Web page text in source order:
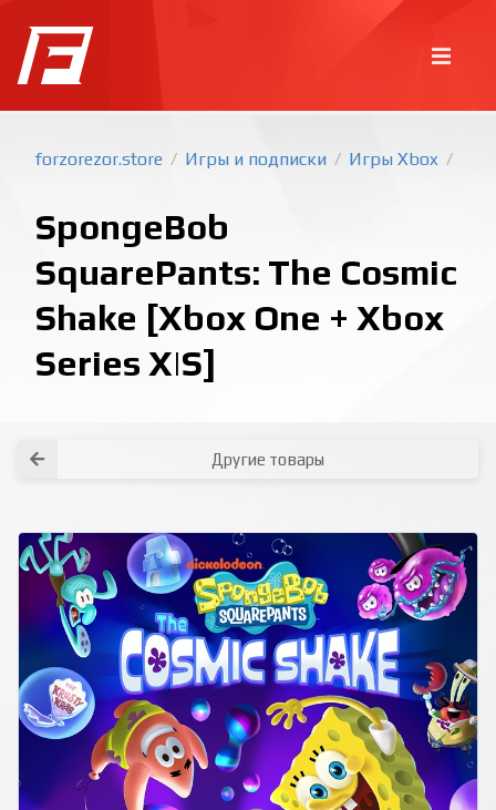
forzorezor.store / Игры и подписки / Игры Xbox /
SpongeBob
SquarePants: The Cosmic
Shake [Xbox One + Xbox
Series X|S]
Другие товары